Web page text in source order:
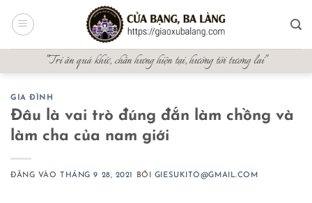
qua
"Tri ân quá khứ, chấn hưng hiện tại, hướng tới tương lai"
GIA ĐÌNH
Đâu là vai trò đúng đắn làm chồng và
làm cha của nam giới
ĐĂNG VÀO THÁNG 9 28, 2021 BỞI GIESUKITO@GMAIL.COM